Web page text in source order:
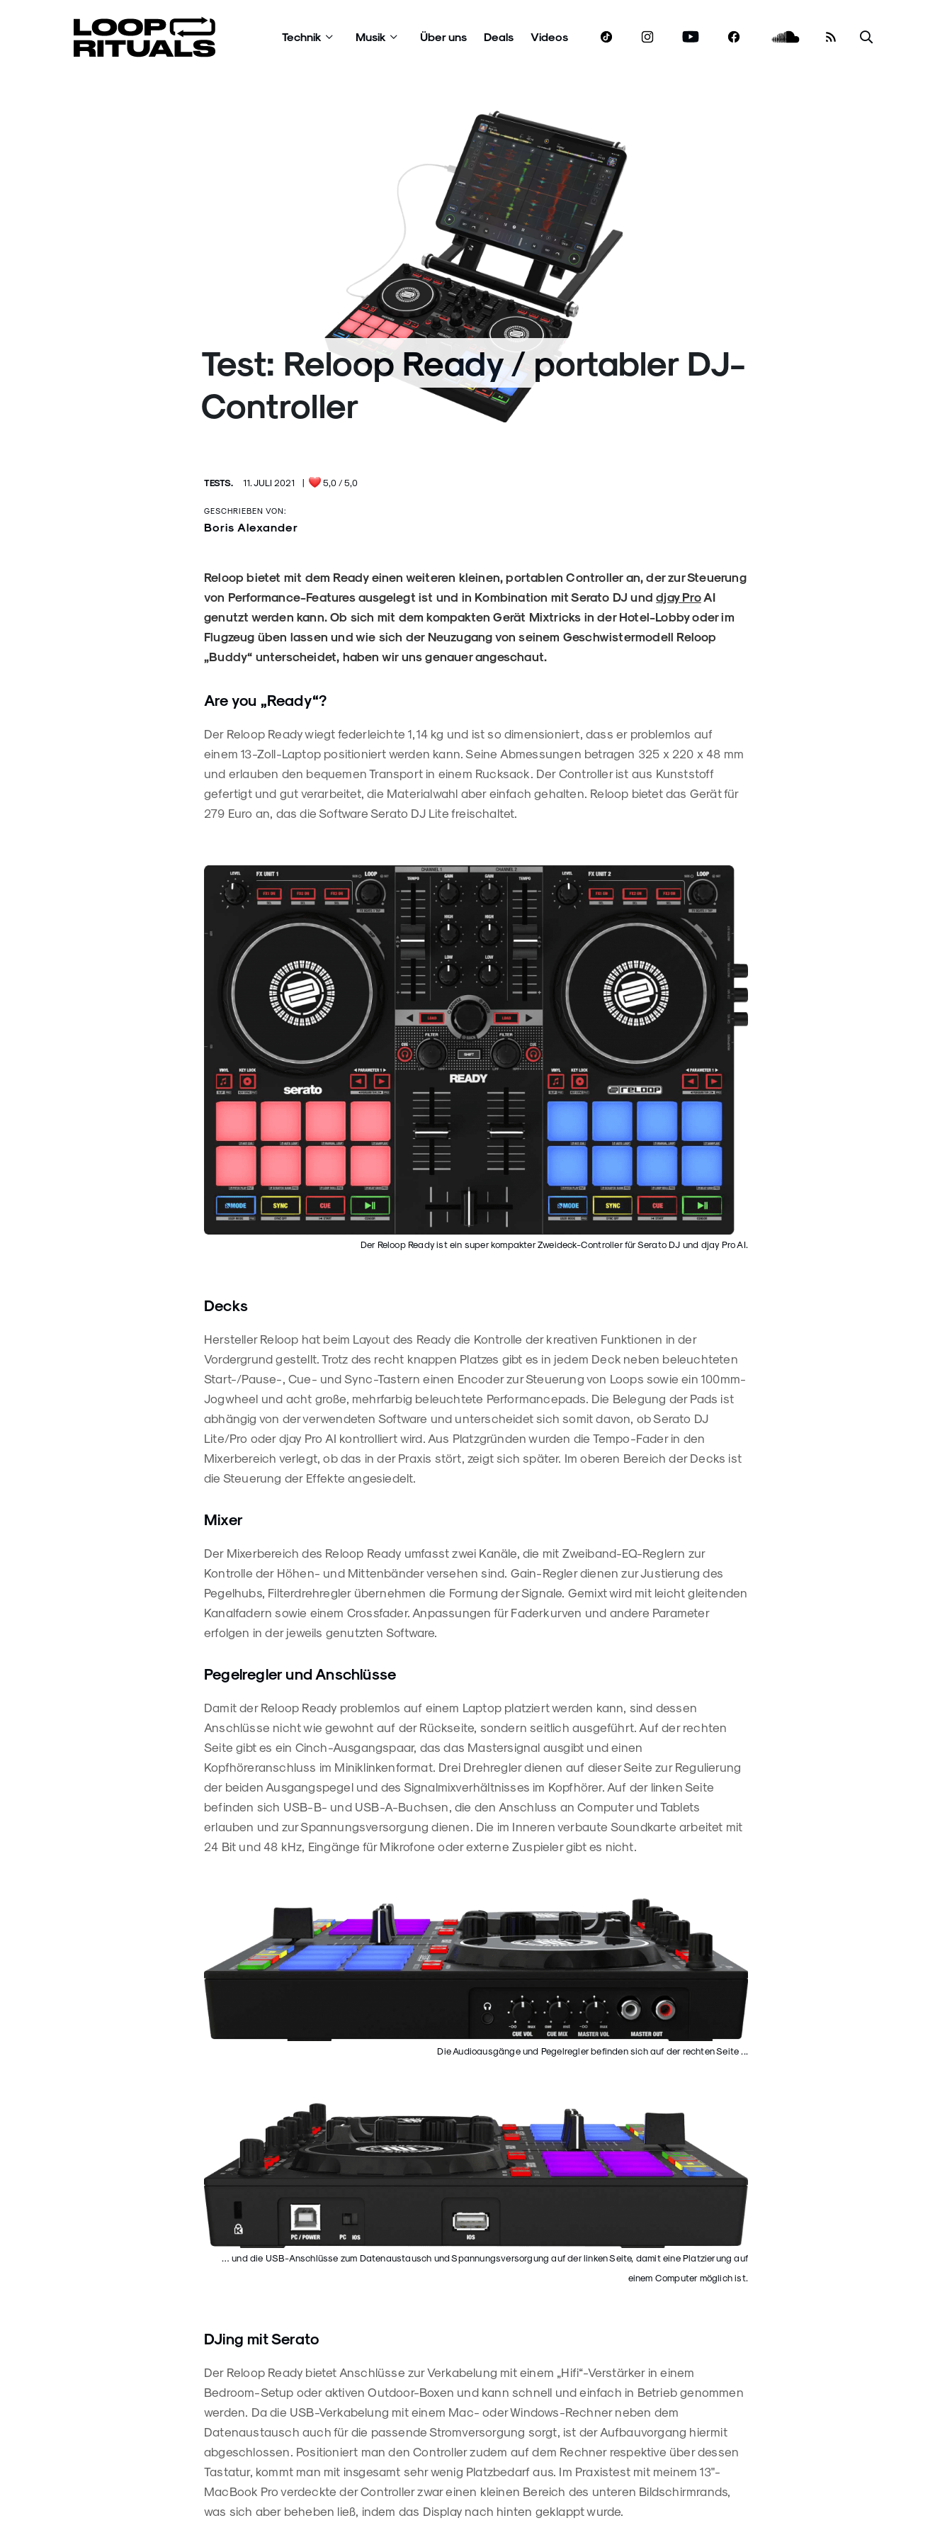
Technik Musik Über uns Deals Videos
Test: Reloop Ready / portabler DJ-
Controller
TESTS. 11. JULI 2021 | 5,0 / 5,0
GESCHRIEBEN VON:
Boris Alexander
Reloop bietet mit dem Ready einen weiteren kleinen, portablen Controller an, der zur Steuerung
von Performance-Features ausgelegt ist und in Kombination mit Serato DJ unddjay ProAI
genutzt werden kann. Ob sich mit dem kompakten Gerät Mixtricks in der Hotel-Lobby oder im
Flugzeug üben lassen und wie sich der Neuzugang von seinem Geschwistermodell Reloop
„Buddy“ unterscheidet, haben wir uns genauer angeschaut.
Are you „Ready“?
Der Reloop Ready wiegt federleichte 1,14 kg und ist so dimensioniert, dass er problemlos auf
einem 13-Zoll-Laptop positioniert werden kann. Seine Abmessungen betragen 325 x 220 x 48 mm
und erlauben den bequemen Transport in einem Rucksack. Der Controller ist aus Kunststoff
gefertigt und gut verarbeitet, die Materialwahl aber einfach gehalten. Reloop bietet das Gerät für
279 Euro an, das die Software Serato DJ Lite freischaltet.
Der Reloop Ready ist ein super kompakter Zweideck-Controller für Serato DJ und djay Pro AI.
Decks
Hersteller Reloop hat beim Layout des Ready die Kontrolle der kreativen Funktionen in der
Vordergrund gestellt. Trotz des recht knappen Platzes gibt es in jedem Deck neben beleuchteten
Start-/Pause-, Cue- und Sync-Tastern einen Encoder zur Steuerung von Loops sowie ein 100mm-
Jogwheel und acht große, mehrfarbig beleuchtete Performancepads. Die Belegung der Pads ist
abhängig von der verwendeten Software und unterscheidet sich somit davon, ob Serato DJ
Lite/Pro oder djay Pro AI kontrolliert wird. Aus Platzgründen wurden die Tempo-Fader in den
Mixerbereich verlegt, ob das in der Praxis stört, zeigt sich später. Im oberen Bereich der Decks ist
die Steuerung der Effekte angesiedelt.
Mixer
Der Mixerbereich des Reloop Ready umfasst zwei Kanäle, die mit Zweiband-EQ-Reglern zur
Kontrolle der Höhen- und Mittenbänder versehen sind. Gain-Regler dienen zur Justierung des
Pegelhubs, Filterdrehregler übernehmen die Formung der Signale. Gemixt wird mit leicht gleitenden
Kanalfadern sowie einem Crossfader. Anpassungen für Faderkurven und andere Parameter
erfolgen in der jeweils genutzten Software.
Pegelregler und Anschlüsse
Damit der Reloop Ready problemlos auf einem Laptop platziert werden kann, sind dessen
Anschlüsse nicht wie gewohnt auf der Rückseite, sondern seitlich ausgeführt. Auf der rechten
Seite gibt es ein Cinch-Ausgangspaar, das das Mastersignal ausgibt und einen
Kopfhöreranschluss im Miniklinkenformat. Drei Drehregler dienen auf dieser Seite zur Regulierung
der beiden Ausgangspegel und des Signalmixverhältnisses im Kopfhörer. Auf der linken Seite
befinden sich USB-B- und USB-A-Buchsen, die den Anschluss an Computer und Tablets
erlauben und zur Spannungsversorgung dienen. Die im Inneren verbaute Soundkarte arbeitet mit
24 Bit und 48 kHz, Eingänge für Mikrofone oder externe Zuspieler gibt es nicht.
Die Audioausgänge und Pegelregler befinden sich auf der rechten Seite ...
… und die USB-Anschlüsse zum Datenaustausch und Spannungsversorgung auf der linken Seite, damit eine Platzierung auf
einem Computer möglich ist.
DJing mit Serato
Der Reloop Ready bietet Anschlüsse zur Verkabelung mit einem „Hifi“-Verstärker in einem
Bedroom-Setup oder aktiven Outdoor-Boxen und kann schnell und einfach in Betrieb genommen
werden. Da die USB-Verkabelung mit einem Mac- oder Windows-Rechner neben dem
Datenaustausch auch für die passende Stromversorgung sorgt, ist der Aufbauvorgang hiermit
abgeschlossen. Positioniert man den Controller zudem auf dem Rechner respektive über dessen
Tastatur, kommt man mit insgesamt sehr wenig Platzbedarf aus. Im Praxistest mit meinem 13"-
MacBook Pro verdeckte der Controller zwar einen kleinen Bereich des unteren Bildschirmrands,
was sich aber beheben ließ, indem das Display nach hinten geklappt wurde.